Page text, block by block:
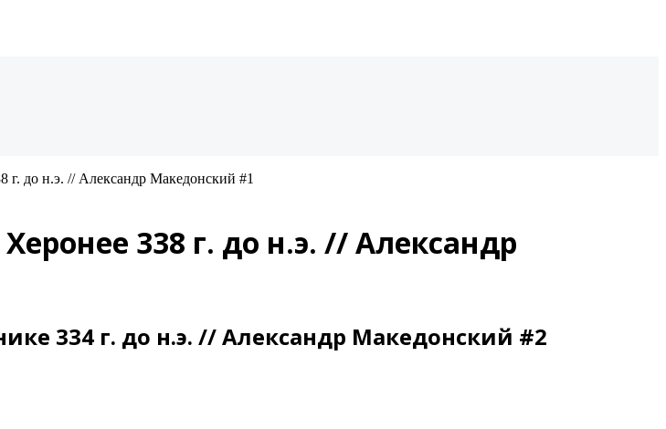
до н.э. // Александр Македонский #1
338 г. до н.э. // Александр
334 г. до н.э. // Александр Македонский #2